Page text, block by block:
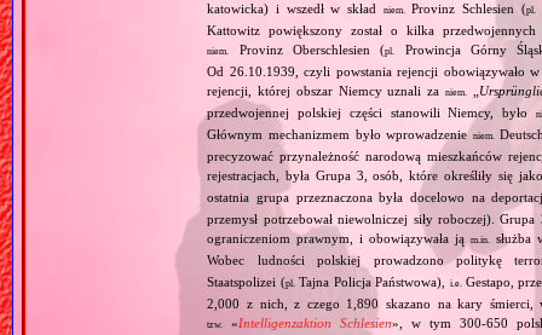
katowicka) i wszedł w skład niem. Provinz Schlesien (pl.
Kattowitz powiększony został o kilka
niem. Provinz Oberschlesien (pl.
Prowincja Górny
Od 26.10.1939, czyli powstania rejencji obowiązywało
rejencji, której obszar Niemcy uznali za niem.
przedwojennej polskiej części stanowili Niemcy, było
Głównym mechanizmem było wprowadzenie niem.
precyzować przynależność narodową mieszkańców
rejestracjach, była Grupa 3, osób, które określiły się
ostatnia grupa przeznaczona była docelowo na
przemysł potrzebował niewolniczej siły roboczej).
ograniczeniom prawnym, i obowiązywała jąm.in.
służba
Wobec ludności polskiej prowadzono politykę
Staatspolizei (pl. Tajna Policja Państwowa), i.e. Gestapo,
2,000 z nich, z czego 1,890 skazano na kary śmierci,
tzw. «Intelligenzaktion Schlesien», w tym 300‐650